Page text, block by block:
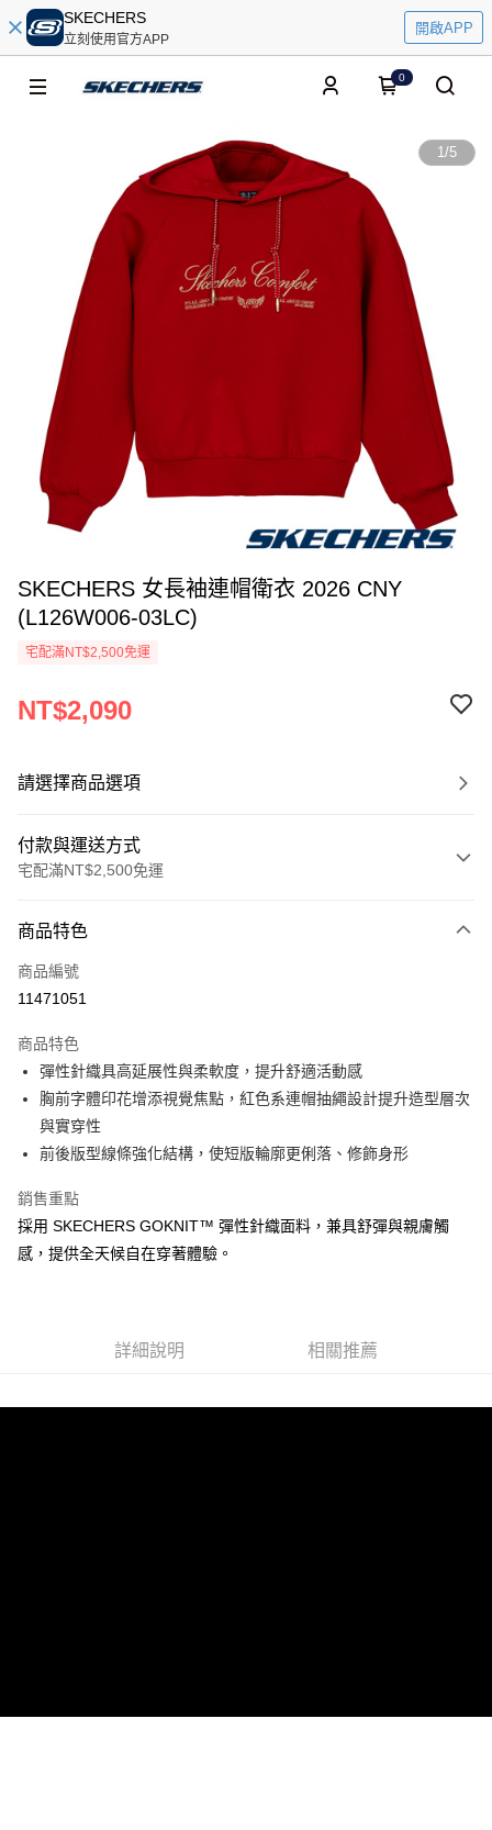
SKECHERS
立刻使用官方APP
開啟APP
0
1/5
SKECHERS 女長袖連帽衛衣 2026 CNY
(L126W006-03LC)
宅配滿NT$2,500免運
NT$2,090
請選擇商品選項
付款與運送方式
宅配滿NT$2,500免運
信用卡一次付款
LINE Pay
相關說明
【大哥付你分期使用說明】
1.本服務由台灣大哥大提供，台灣大哥大用戶可立即使用無須另外申請。
2.付款方式選擇「大哥付你分期」，訂單成立後會自動跳轉到大哥付的交易
流程，驗證手機門號後，選擇欲分期的期數、繳款截止日，確認付款後即完
成交易。
4.訂單成立30分鐘內，如未前往確認交易或遇審核未通過，訂單將自動取
消。如遇「轉專審核」未通過狀況，表示未達大哥付你分期系統評分，恕無
法說明評估內容。
【繳款方式說明】
ATM付款
運送方式
商品特色
商品編號
11471051
商品特色
彈性針織具高延展性與柔軟度，提升舒適活動感
胸前字體印花增添視覺焦點，紅色系連帽抽繩設計提升造型層次
與實穿性
前後版型線條強化結構，使短版輪廓更俐落、修飾身形
銷售重點
採用 SKECHERS GOKNIT™ 彈性針織面料，兼具舒彈與親膚觸
感，提供全天候自在穿著體驗。
詳細說明 相關推薦